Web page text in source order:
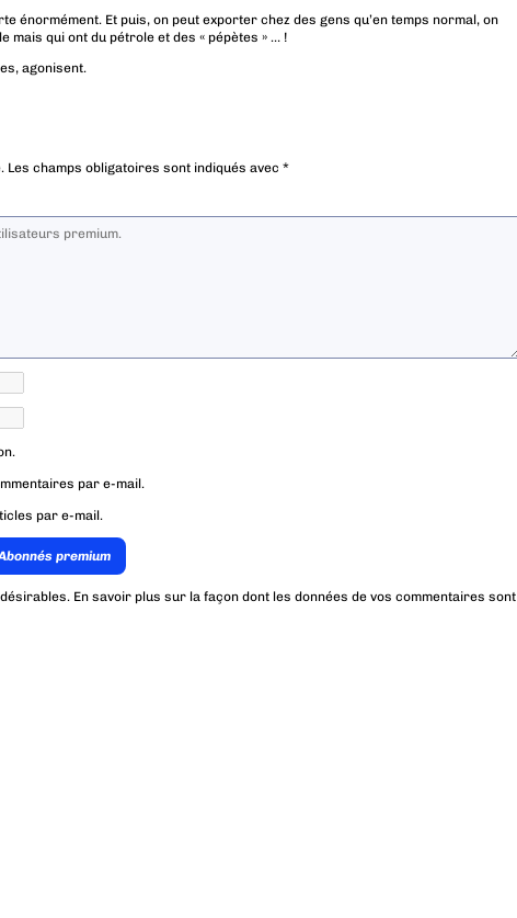
énormément. Et puis, on peut exporter chez des gens qu’en temps normal, on
mais qui ont du pétrole et des « pépètes » … !
agonisent.
Les champs obligatoires sont indiqués avec *
par e-mail.
par e-mail.
premium
En savoir plus sur la façon dont les données de vos commentaires sont